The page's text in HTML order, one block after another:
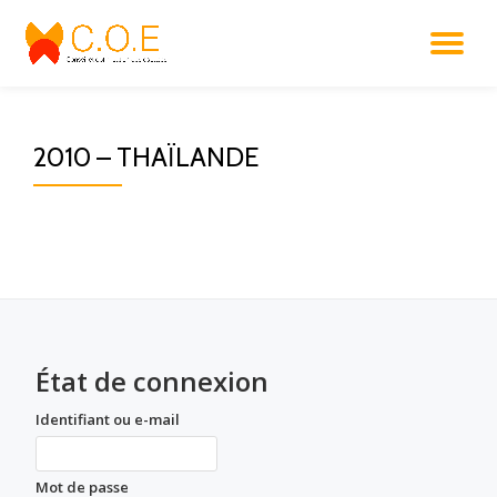
2010 – THAÏLANDE
État de connexion
Identifiant ou e-mail
Mot de passe